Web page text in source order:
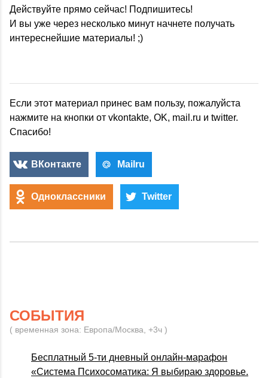
Действуйте прямо сейчас! Подпишитесь!
И вы уже через несколько минут начнете получать
интереснейшие материалы! ;)
Если этот материал принес вам пользу, пожалуйста
нажмите на кнопки от vkontakte, OK, mail.ru и twitter.
Спасибо!
ВКонтакте Mailru
Одноклассники Twitter
СОБЫТИЯ
( временная зона: Европа/Москва, +3ч )
Бесплатный 5-ти дневный онлайн-марафон
«Система Психосоматика: Я выбираю здоровье.